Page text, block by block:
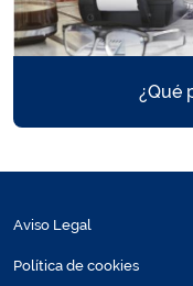
¿Qué
Aviso Legal
Política de cookies